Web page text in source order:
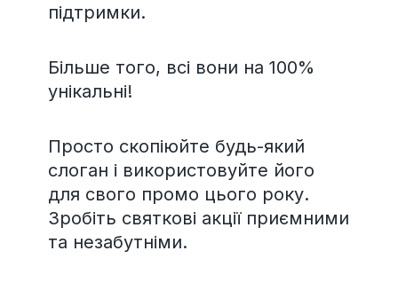
підтримки.
Більше того, всі вони на 100%
унікальні!
Просто скопіюйте будь-який
слоган і використовуйте його
для свого промо цього року.
Зробіть святкові акції приємними
та незабутніми.